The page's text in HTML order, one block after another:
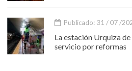
Publicado: 31 / 07 /
La estación Urquiza de
servicio por reformas